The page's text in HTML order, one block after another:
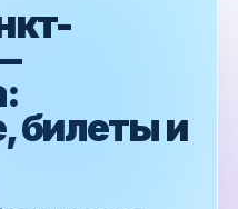
билеты и